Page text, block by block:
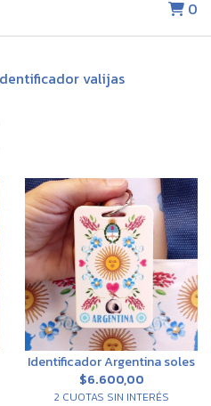
0
valijas
Identificador Argentina soles
$6.600,00
2 CUOTAS SIN INTERÉS